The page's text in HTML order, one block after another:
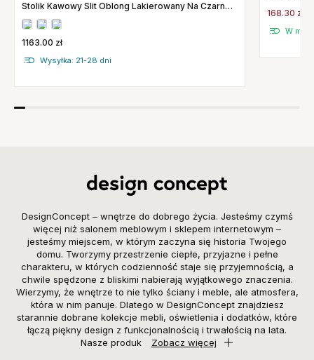
Stolik Kawowy Slit Oblong Lakierowany Na Czarno
Hay
1163.00 zł
Wysyłka: 21-28 dni
168.30 zł
W
DesignConcept – wnętrze do dobrego życia. Jesteśmy czymś
więcej niż salonem meblowym i sklepem internetowym –
jesteśmy miejscem, w którym zaczyna się historia Twojego
domu. Tworzymy przestrzenie ciepłe, przyjazne i pełne
charakteru, w których codzienność staje się przyjemnością, a
chwile spędzone z bliskimi nabierają wyjątkowego znaczenia.
Wierzymy, że wnętrze to nie tylko ściany i meble, ale atmosfera,
która w nim panuje. Dlatego w DesignConcept znajdziesz
starannie dobrane kolekcje mebli, oświetlenia i dodatków, które
łączą piękny design z funkcjonalnością i trwałością na lata.
Nasze produk
Zobacz więcej